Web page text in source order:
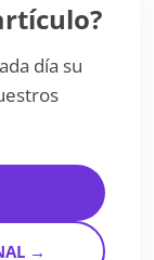
día su
→